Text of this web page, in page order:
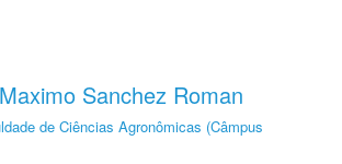
Sanchez Roman
de Ciências Agronômicas (Câmpus